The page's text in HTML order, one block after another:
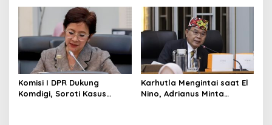
Tembus Pasar Kerja Global
Wajib Sesuai RDKK
Komisi I DPR Dukung
Komdigi, Soroti Kasus
Karhutla Mengintai saat El
Nino, Adrianus Minta